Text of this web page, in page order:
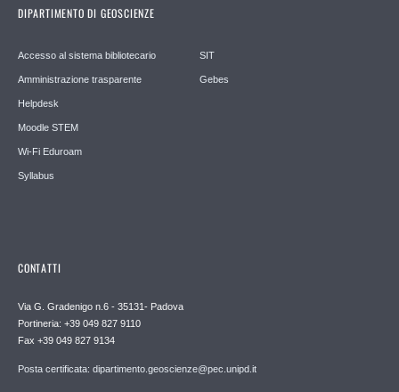
DIPARTIMENTO DI GEOSCIENZE
Accesso al sistema bibliotecario
Amministrazione trasparente
Helpdesk
Moodle STEM
Wi-Fi Eduroam
Syllabus
SIT
Gebes
CONTATTI
Via G. Gradenigo n.6 - 35131- Padova
Portineria: +39 049 827 9110
Fax +39 049 827 9134
Posta certificata: dipartimento.geoscienze@pec.unipd.it